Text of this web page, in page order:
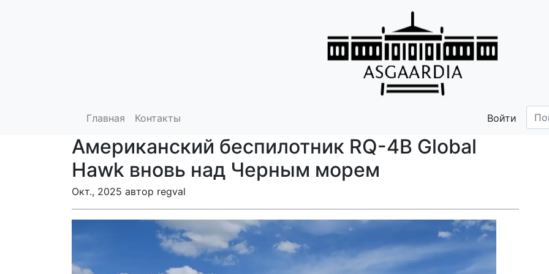
Главная Контакты Войти
Американский беспилотник RQ-4B Global
Hawk вновь над Черным морем
Окт., 2025 автор regval